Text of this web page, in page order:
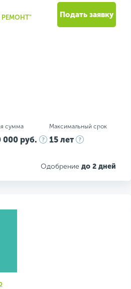
РЕМОНТ"
сумма
000 руб.
Максимальный срок
15 лет
Одобрение до 2 дней
Подать заявку